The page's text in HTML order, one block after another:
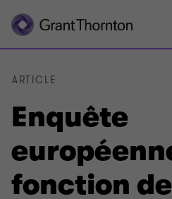
Enquête
fonction
ARTICLE